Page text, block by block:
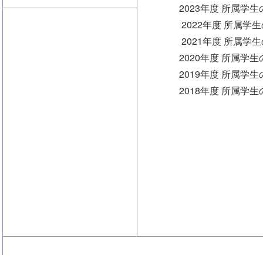
2023年度 所属学生
2022年度 所属学生
2021年度 所属学生
2020年度 所属学生
2019年度 所属学生
2018年度 所属学生